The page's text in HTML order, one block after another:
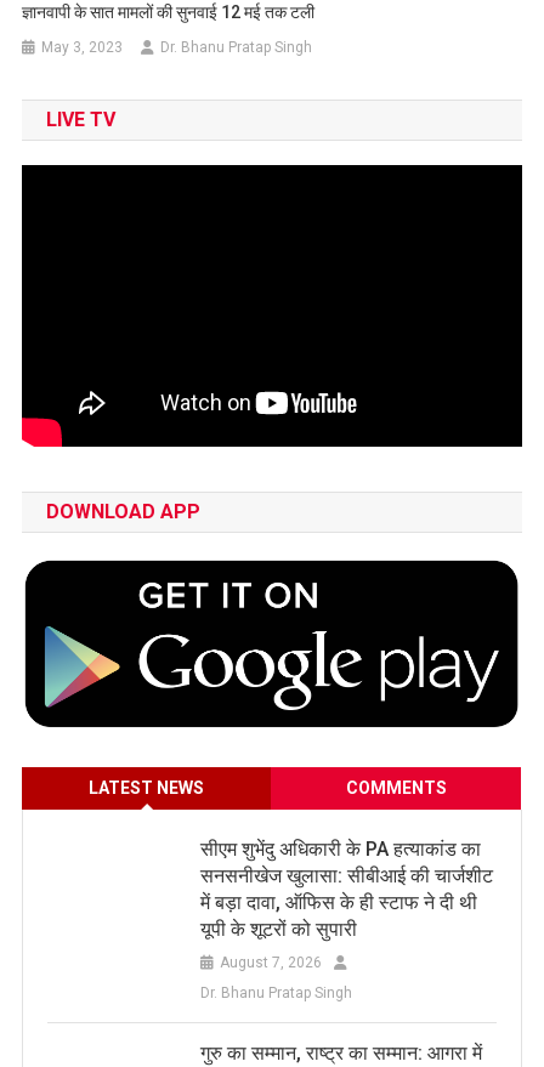
ज्ञानवापी के सात मामलों की सुनवाई 12 मई तक टली
May 3, 2023 Dr. Bhanu Pratap Singh
LIVE TV
DOWNLOAD APP
LATEST NEWS COMMENTS
सीएम शुभेंदु अधिकारी के PA हत्याकांड का
सनसनीखेज खुलासा: सीबीआई की चार्जशीट
में बड़ा दावा, ऑफिस के ही स्टाफ ने दी थी
यूपी के शूटरों को सुपारी
August 7, 2026
Dr. Bhanu Pratap Singh
​गुरु का सम्मान, राष्ट्र का सम्मान: आगरा में